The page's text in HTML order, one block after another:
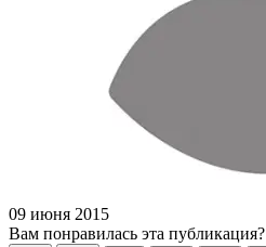
09 июня 2015
Вам понравилась эта публикация?